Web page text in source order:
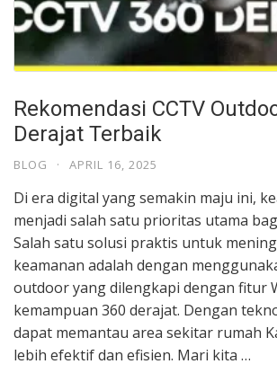
Rekomendasi CCTV
Derajat Terbaik
BLOG · APRIL 16, 2025
Di era digital yang semakin maju ini,
menjadi salah satu prioritas utama
Salah satu solusi praktis untuk
keamanan adalah dengan
outdoor yang dilengkapi dengan fitur
kemampuan 360 derajat. Dengan
dapat memantau area sekitar rumah
lebih efektif dan efisien. Mari kita …